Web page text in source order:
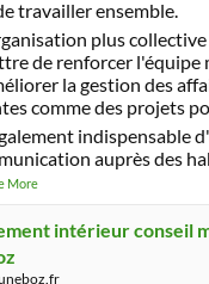
travailler ensemble.
plus
de renforcer l'équipe
la gestion des
comme des projets
indispensable
auprès des
More
intérieur conseil